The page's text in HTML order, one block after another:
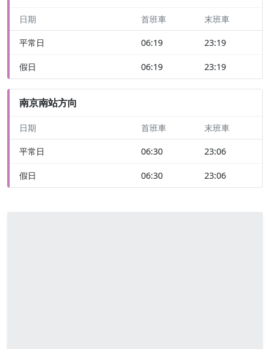
日期 首班車 末班車
平常日 06:19 23:19
假日 06:19 23:19
南京南站方向
日期 首班車 末班車
平常日 06:30 23:06
假日 06:30 23:06